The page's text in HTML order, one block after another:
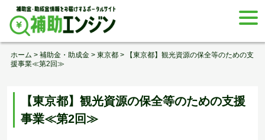
Skip
content
ホーム > 補助金・助成金 > 東京都 >
【東京都】観光資源の保全等のための支
援事業≪第2回≫
【東京都】観光資源の保全等のための支援
事業≪第2回≫